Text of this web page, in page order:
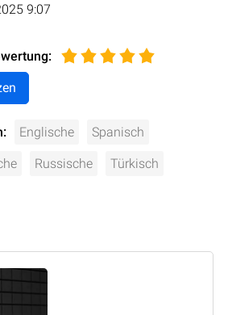
9:07
:
Englische Spanisch
Russische Türkisch